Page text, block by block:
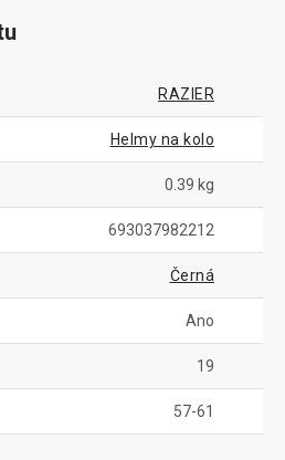
RAZIER
Helmy na kolo
0.39 kg
693037982212
Černá
Ano
19
57-61